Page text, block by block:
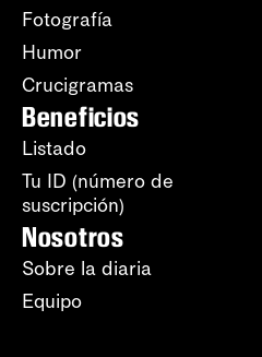
Fotografía
Humor
Crucigramas
Beneficios
Listado
Tu ID (número de
suscripción)
Nosotros
Sobre la diaria
Equipo